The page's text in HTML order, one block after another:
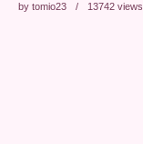
by tomio23 13742 views